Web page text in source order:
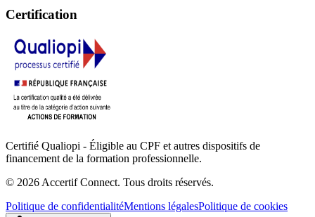
Certification
Certifié Qualiopi - Éligible au CPF et autres dispositifs de
financement de la formation professionnelle.
© 2026 Accertif Connect. Tous droits réservés.
Politique de confidentialitéMentions légalesPolitique de cookies